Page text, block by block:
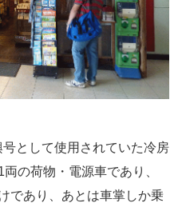
として使用されていた冷房
の荷物・電源車であり、
であり、あとは車掌しか乗